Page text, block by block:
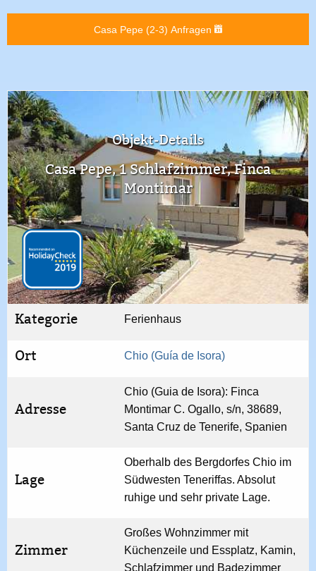
Casa Pepe (2-3) Anfragen
Objekt-Details
Casa Pepe, 1 Schlafzimmer, Finca
Montimar
Kategorie Ferienhaus
Ort Chio (Guía de Isora)
Adresse
Chio (Guia de Isora): Finca
Montimar C. Ogallo, s/n, 38689,
Santa Cruz de Tenerife, Spanien
Lage
Oberhalb des Bergdorfes Chio im
Südwesten Teneriffas. Absolut
ruhige und sehr private Lage.
Zimmer
Großes Wohnzimmer mit
Küchenzeile und Essplatz, Kamin,
Schlafzimmer und Badezimmer